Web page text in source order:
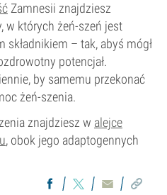
Zamnesii znajdziesz
w których żeń-szeń jest
składnikiem – tak, abyś mógł
potencjał.
by samemu przekonać
żeń-szenia.
znajdziesz w alejce
, obok jego adaptogennych